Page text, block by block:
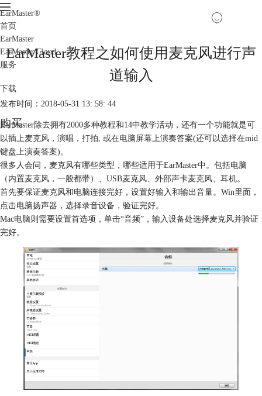
EarMaster®
首页
EarMaster
EarMaster Cloud
服务
下载
购买
EarMaster教程之如何使用麦克风进行声
道输入
发布时间：2018-05-31 13: 58: 44
EarMaster除去拥有2000多种教程和14中教学活动，还有一个功能就是可
以插上麦克风，演唱，打拍, 或在电脑屏幕上演奏答案(还可以选择在mid
键盘上演奏答案)。
很多人会问，麦克风有哪些类型，哪些适用于EarMaster中。包括电脑
（内置麦克风，一般都带）、USB麦克风、外部声卡麦克风、耳机。
首先要保证麦克风和电脑连接完好，设置好输入和输出音量。Win里面，
点击电脑扬声器，选择录音设备，验证完好。
Mac电脑则需要设置首选项，单击“音频”，输入设备处选择麦克风并验证
完好。